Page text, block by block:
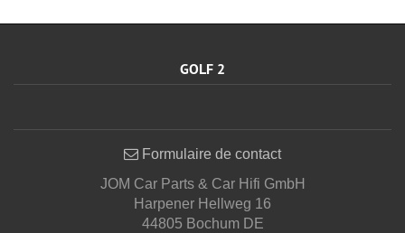
GOLF 2
Formulaire de contact
JOM Car Parts & Car Hifi GmbH
Harpener Hellweg 16
44805 Bochum DE